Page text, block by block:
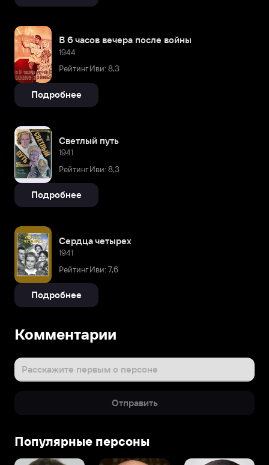
В 6 часов вечера после войны
1944
Рейтинг Иви: 8,3
Подробнее
Светлый путь
1941
Рейтинг Иви: 8,3
Подробнее
Сердца четырех
1941
Рейтинг Иви: 7,6
Подробнее
Родился
1912
году.
в
Санкт-
Комментарии
Расскажите первым о персоне
Отправить
Популярные персоны